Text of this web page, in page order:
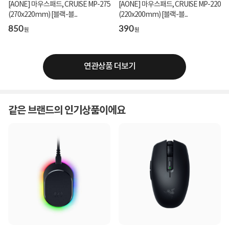
[AONE] 마우스패드, CRUISE MP-275
(270x220mm) [블랙-블...
850원
[AONE] 마우스패드, CRUISE MP-220
(220x200mm) [블랙-블...
390원
연관상품 더보기
같은 브랜드의 인기상품이에요